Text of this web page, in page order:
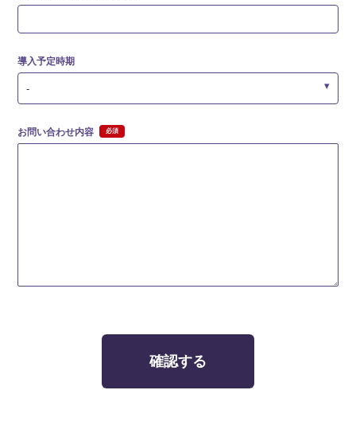
導入予定時期
-
お問い合わせ内容
確認する